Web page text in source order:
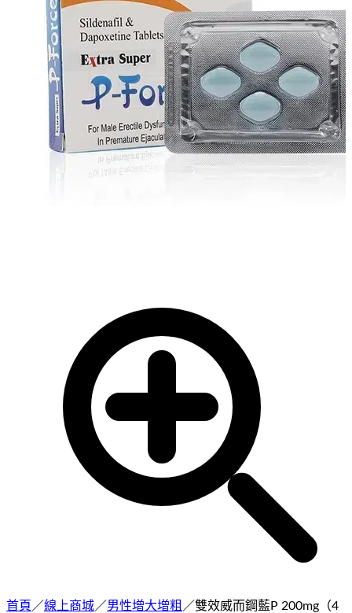
首頁 ／線上商城／男性增大增粗 ／雙效威而鋼藍P 200mg（4